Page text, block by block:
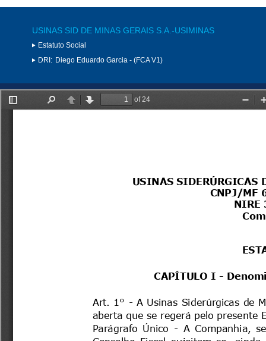
USINAS SID DE MINAS GERAIS S.A.-USIMINAS
Estatuto Social
DRI: Diego Eduardo Garcia - (FCA V1)